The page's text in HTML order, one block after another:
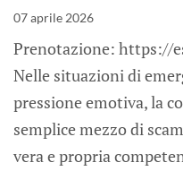
07 aprile 2026
Prenotazione: https://
Nelle situazioni di
pressione emotiva, la
semplice mezzo di
vera e propria